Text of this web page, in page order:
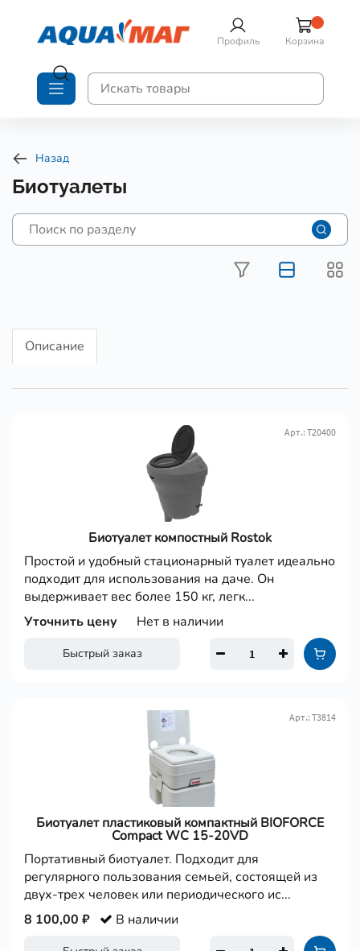
Профиль Корзина
Назад
Биотуалеты
Описание
Биотуалет компостный Rostok
Арт.: Т20400
Простой и удобный стационарный туалет идеально
подходит для использования на даче. Он
выдерживает вес более 150 кг, легк...
Быстрый заказ
Уточнить цену Нет в наличии
Биотуалет пластиковый компактный BIOFORCE
Compact WC 15-20VD
Арт.: Т3814
Портативный биотуалет. Подходит для
регулярного пользования семьей, состоящей из
двух-трех человек или периодического ис...
8 100,00 ₽ В наличии